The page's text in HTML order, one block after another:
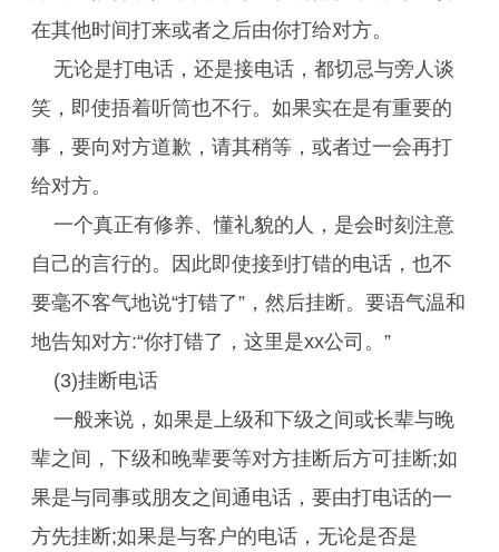
在其他时间打来或者之后由你打给对方。
无论是打电话，还是接电话，都切忌与旁人谈
笑，即使捂着听筒也不行。如果实在是有重要的
事，要向对方道歉，请其稍等，或者过一会再打
给对方。
一个真正有修养、懂礼貌的人，是会时刻注意
自己的言行的。因此即使接到打错的电话，也不
要毫不客气地说“打错了”，然后挂断。要语气温和
地告知对方:“你打错了，这里是xx公司。”
(3)挂断电话
一般来说，如果是上级和下级之间或长辈与晚
辈之间，下级和晚辈要等对方挂断后方可挂断;如
果是与同事或朋友之间通电话，要由打电话的一
方先挂断;如果是与客户的电话，无论是否是